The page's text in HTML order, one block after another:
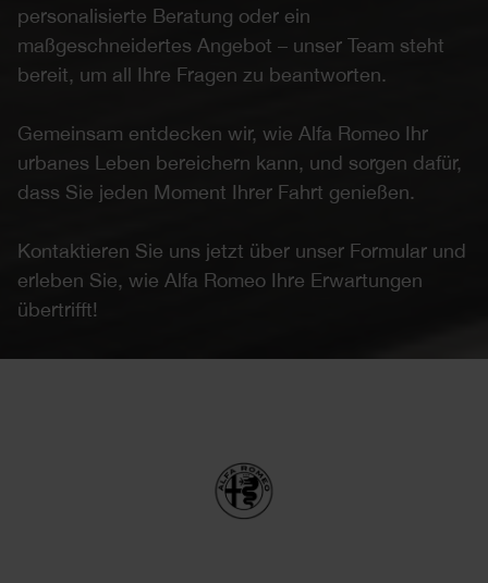
personalisierte Beratung oder ein
maßgeschneidertes Angebot – unser Team steht
bereit, um all Ihre Fragen zu beantworten.
Gemeinsam entdecken wir, wie Alfa Romeo Ihr
urbanes Leben bereichern kann, und sorgen dafür,
dass Sie jeden Moment Ihrer Fahrt genießen.
Kontaktieren Sie uns jetzt über unser Formular und
erleben Sie, wie Alfa Romeo Ihre Erwartungen
übertrifft!